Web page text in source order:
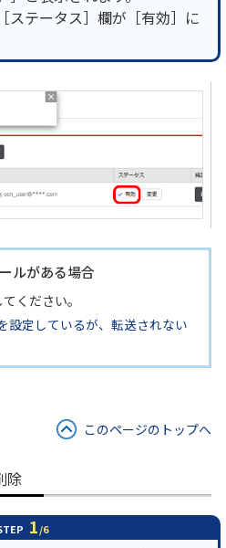
ステータス］欄が［有効］に
ルがある場合
ください。
設定しているが、転送されない
このページのトップへ
除
1/6